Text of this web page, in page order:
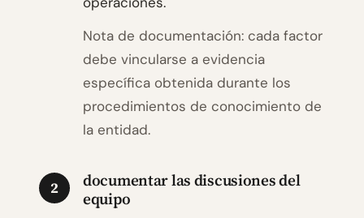
Nota de documentación: cada factor
debe vincularse a evidencia
específica obtenida durante los
procedimientos de conocimiento de
la entidad.
2
documentar las discusiones del
equipo